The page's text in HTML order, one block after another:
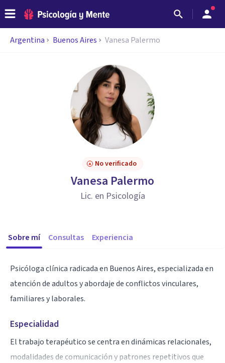
Argentina Buenos Aires Vanesa Palermo
No verificado
Vanesa Palermo
Lic. en Psicología
Sobre mí Consultas Experiencia
Psicóloga clínica radicada en Buenos Aires, especializada en
atención de adultos y abordaje de conflictos vinculares,
familiares y laborales.
Especialidad
El trabajo terapéutico se centra en dinámicas relacionales,
modalidades de comunicación y patrones repetitivos que